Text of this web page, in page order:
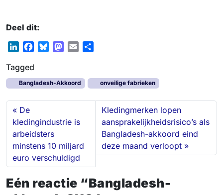
Deel dit:
n
k
e
d
I
n
e
b
o
k
e
s
k
M
t
o
d
n
i
l
r
e
Tagged
Bangladesh-Akkoord onveilige fabrieken
De
kledingindustrie is
arbeidsters
minstens 10 miljard
euro verschuldigd
Kledingmerken lopen
aansprakelijkheidsrisico’s als
Bangladesh-akkoord eind
deze maand verloopt
Eén reactie “Bangladesh-